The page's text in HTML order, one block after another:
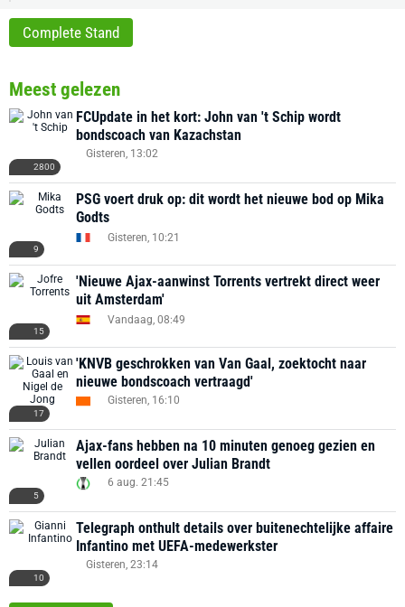
Complete Stand
Meest gelezen
2800
FCUpdate in het kort: John van 't Schip wordt
bondscoach van Kazachstan
Gisteren, 13:02
9
PSG voert druk op: dit wordt het nieuwe bod op Mika
Godts
Gisteren, 10:21
15
'Nieuwe Ajax-aanwinst Torrents vertrekt direct weer
uit Amsterdam'
Vandaag, 08:49
17
'KNVB geschrokken van Van Gaal, zoektocht naar
nieuwe bondscoach vertraagd'
Gisteren, 16:10
5
Ajax-fans hebben na 10 minuten genoeg gezien en
vellen oordeel over Julian Brandt
6 aug. 21:45
10
Telegraph onthult details over buitenechtelijke affaire
Infantino met UEFA-medewerkster
Gisteren, 23:14